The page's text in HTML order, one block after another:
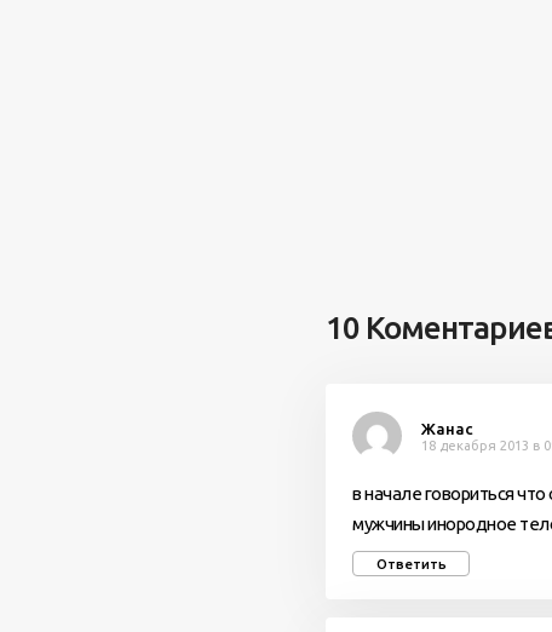
10
Жанас
18 декабря 2013 в
в начале говориться
мужчины инородное
Ответить